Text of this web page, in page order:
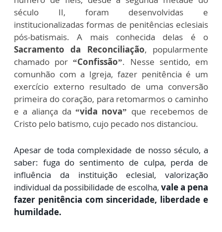
século II, foram desenvolvidas e
institucionalizadas formas de penitências eclesiais
pós-batismais. A mais conhecida delas é o
Sacramento da Reconciliação, popularmente
chamado por“Confissão”. Nesse sentido, em
comunhão com a Igreja, fazer penitência é um
exercício externo resultado de uma conversão
primeira do coração, para retomarmos o caminho
e a aliança da “vida nova” que recebemos de
Cristo pelo batismo, cujo pecado nos distanciou.
Apesar de toda complexidade de nosso século, a
saber: fuga do sentimento de culpa, perda de
influência da instituição eclesial, valorização
individual da possibilidade de escolha, vale a pena
fazer penitência com sinceridade, liberdade e
humildade.